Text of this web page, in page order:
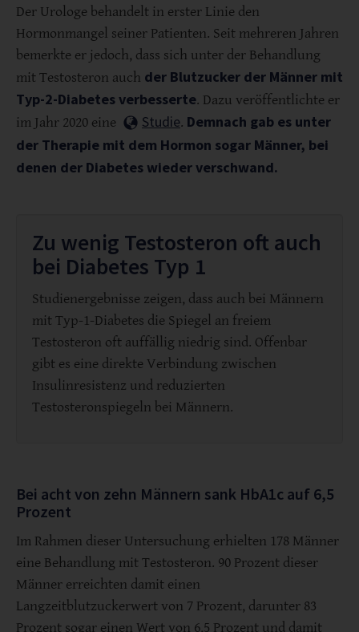
Der Urologe behandelt in erster Linie den
Hormonmangel seiner Patienten. Seit mehreren Jahren
bemerkte er jedoch, dass sich unter der Behandlung
mit Testosteron auch der Blutzucker der Männer mit
Typ-2-Diabetes verbesserte. Dazu veröffentlichte er
im Jahr 2020 eine
Studie. Demnach gab es unter
der Therapie mit dem Hormon sogar Männer, bei
denen der Diabetes wieder verschwand.
Zu wenig Testosteron oft auch
bei Diabetes Typ 1
Studienergebnisse zeigen, dass auch bei Männern
mit Typ-1-Diabetes die Spiegel an freiem
Testosteron oft auffällig niedrig sind. Offenbar
gibt es eine direkte Verbindung zwischen
Insulinresistenz und reduzierten
Testosteronspiegeln bei Männern.
Bei acht von zehn Männern sank HbA1c auf 6,5
Prozent
Im Rahmen dieser Untersuchung erhielten 178 Männer
eine Behandlung mit Testosteron. 90 Prozent dieser
Männer erreichten damit einen
Langzeitblutzuckerwert von 7 Prozent, darunter 83
Prozent sogar einen Wert von 6,5 Prozent und damit